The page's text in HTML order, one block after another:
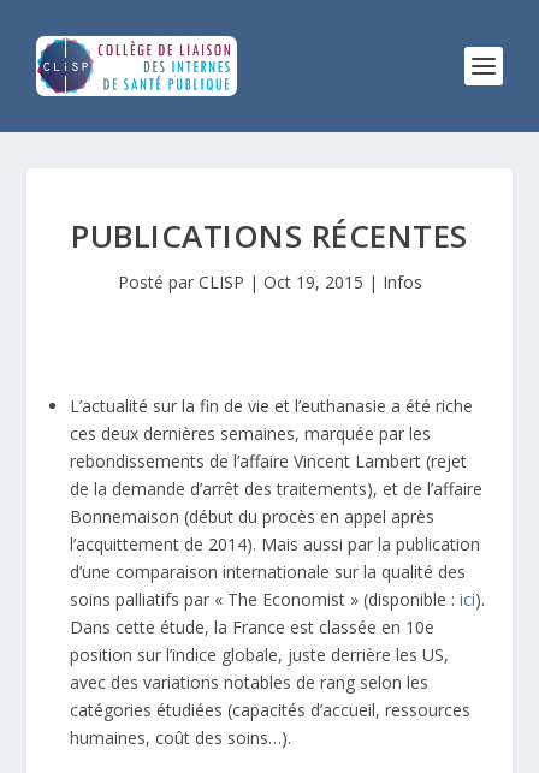
PUBLICATIONS RÉCENTES
Posté par CLISP | Oct 19, 2015 | Infos
L’actualité sur la fin de vie et l’euthanasie a été riche
ces deux dernières semaines, marquée par les
rebondissements de l’affaire Vincent Lambert (rejet
de la demande d’arrêt des traitements), et de l’affaire
Bonnemaison (début du procès en appel après
l’acquittement de 2014). Mais aussi par la publication
d’une comparaison internationale sur la qualité des
soins palliatifs par « The Economist » (disponible :ici).
Dans cette étude, la France est classée en 10e
position sur l’indice globale, juste derrière les US,
avec des variations notables de rang selon les
catégories étudiées (capacités d’accueil, ressources
humaines, coût des soins…).